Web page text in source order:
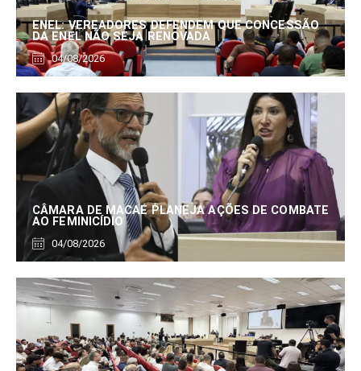
ENEL: VEREADORES DEFENDEM QUE CONCESSÃO
DA ENEL NÃO SEJA RENOVADA
04/08/2026
CÂMARA DE MACAÉ PLANEJA AÇÕES DE COMBATE
AO FEMINICÍDIO
04/08/2026